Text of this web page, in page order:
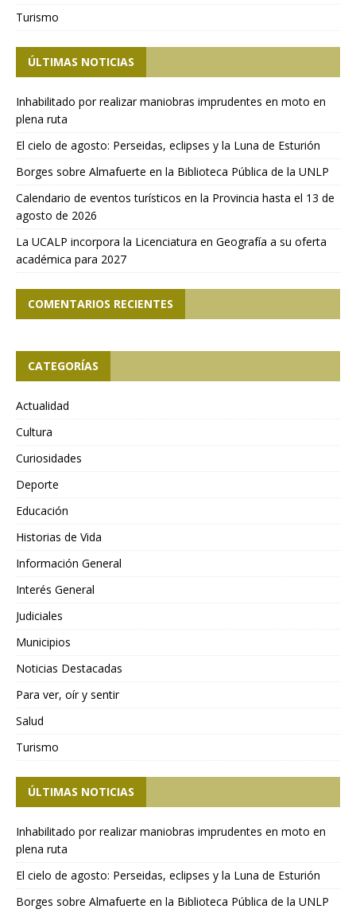
Turismo
ÚLTIMAS NOTICIAS
Inhabilitado por realizar maniobras imprudentes en moto en
plena ruta
El cielo de agosto: Perseidas, eclipses y la Luna de Esturión
Borges sobre Almafuerte en la Biblioteca Pública de la UNLP
Calendario de eventos turísticos en la Provincia hasta el 13 de
agosto de 2026
La UCALP incorpora la Licenciatura en Geografía a su oferta
académica para 2027
COMENTARIOS RECIENTES
CATEGORÍAS
Actualidad
Cultura
Curiosidades
Deporte
Educación
Historias de Vida
Información General
Interés General
Judiciales
Municipios
Noticias Destacadas
Para ver, oír y sentir
Salud
Turismo
ÚLTIMAS NOTICIAS
Inhabilitado por realizar maniobras imprudentes en moto en
plena ruta
El cielo de agosto: Perseidas, eclipses y la Luna de Esturión
Borges sobre Almafuerte en la Biblioteca Pública de la UNLP